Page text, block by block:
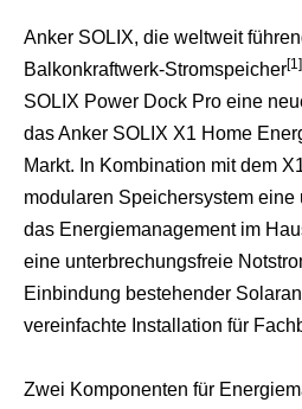
Anker SOLIX, die weltweit
Balkonkraftwerk-Stromspeicher[1]
SOLIX Power Dock Pro eine
das Anker SOLIX X1 Home
Markt. In Kombination mit dem
modularen Speichersystem eine
das Energiemanagement im
eine unterbrechungsfreie
Einbindung bestehender
vereinfachte Installation für
Zwei Komponenten für